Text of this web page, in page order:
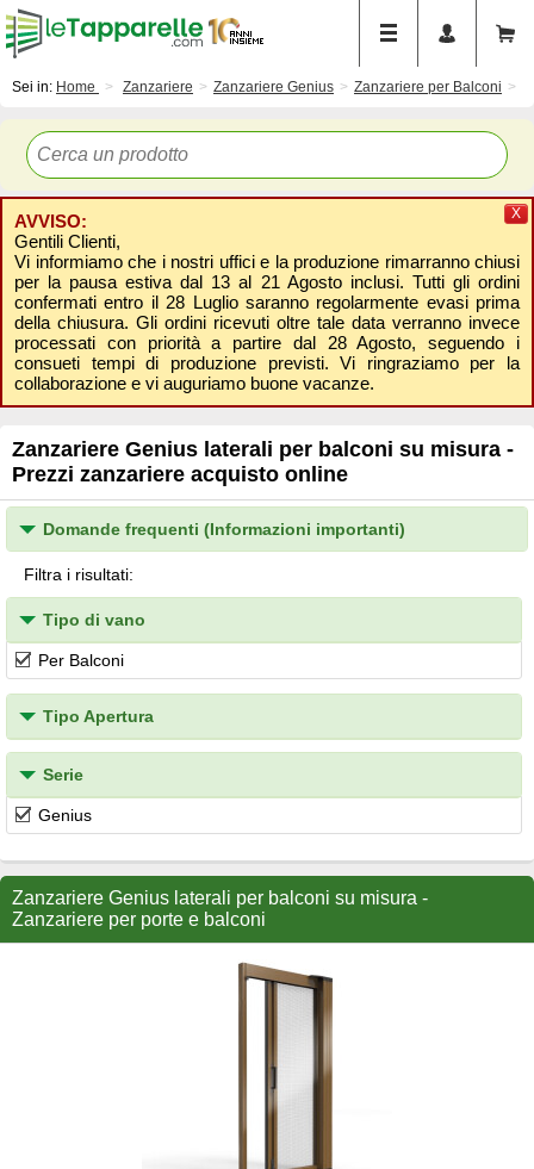
Sei in: Home Zanzariere Zanzariere Genius Zanzariere per Balconi
AVVISO:
Gentili Clienti,
Vi informiamo che i nostri uffici e la produzione rimarranno chiusi
per la pausa estiva dal 13 al 21 Agosto inclusi. Tutti gli ordini
confermati entro il 28 Luglio saranno regolarmente evasi prima
della chiusura. Gli ordini ricevuti oltre tale data verranno invece
processati con priorità a partire dal 28 Agosto, seguendo i
consueti tempi di produzione previsti. Vi ringraziamo per la
collaborazione e vi auguriamo buone vacanze.
X
Zanzariere Genius laterali per balconi su misura -
Prezzi zanzariere acquisto online
Domande frequenti (Informazioni importanti)
Filtra i risultati:
Tipo di vano
Per Balconi
Tipo Apertura
Serie
Genius
Zanzariere Genius laterali per balconi su misura -
Zanzariere per porte e balconi